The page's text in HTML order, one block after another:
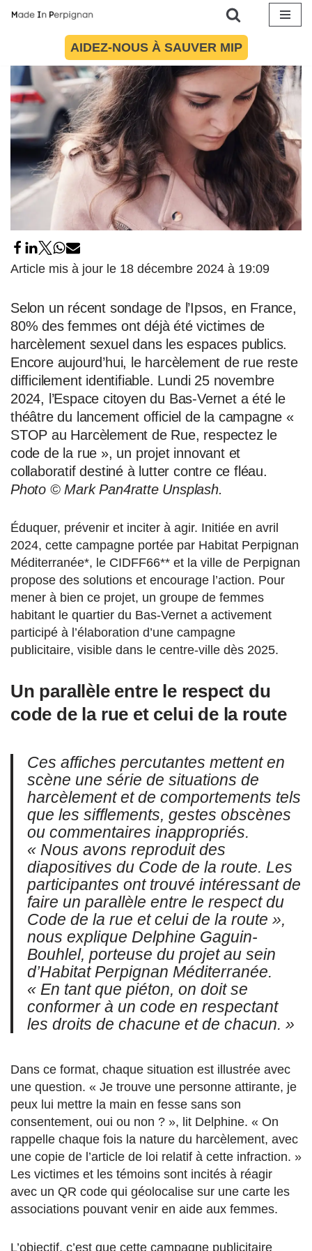
contenu
AIDEZ-NOUS À SAUVER MIP
18 décembre 2024 Société
Article mis à jour le 18 décembre 2024 à 19:09
Selon un récent sondage de l’Ipsos, en France,
80% des femmes ont déjà été victimes de
harcèlement sexuel dans les espaces publics.
Encore aujourd’hui, le harcèlement de rue reste
difficilement identifiable. Lundi 25 novembre
2024, l’Espace citoyen du Bas-Vernet a été le
théâtre du lancement officiel de la campagne «
STOP au Harcèlement de Rue, respectez le
code de la rue », un projet innovant et
collaboratif destiné à lutter contre ce fléau.
Photo © Mark Pan4ratte Unsplash.
Éduquer, prévenir et inciter à agir. Initiée en avril
2024, cette campagne portée par Habitat Perpignan
Méditerranée*, le CIDFF66** et la ville de Perpignan
propose des solutions et encourage l’action. Pour
mener à bien ce projet, un groupe de femmes
habitant le quartier du Bas-Vernet a activement
participé à l’élaboration d’une campagne
publicitaire, visible dans le centre-ville dès 2025.
Un parallèle entre le respect du
code de la rue et celui de la route
Ces affiches percutantes mettent en
scène une série de situations de
harcèlement et de comportements tels
que les sifflements, gestes obscènes
ou commentaires inappropriés.
« Nous avons reproduit des
diapositives du Code de la route. Les
participantes ont trouvé intéressant de
faire un parallèle entre le respect du
Code de la rue et celui de la route »,
nous explique Delphine Gaguin-
Bouhlel, porteuse du projet au sein
d’Habitat Perpignan Méditerranée.
« En tant que piéton, on doit se
conformer à un code en respectant
les droits de chacune et de chacun. »
Dans ce format, chaque situation est illustrée avec
une question. « Je trouve une personne attirante, je
peux lui mettre la main en fesse sans son
consentement, oui ou non ? », lit Delphine. « On
rappelle chaque fois la nature du harcèlement, avec
une copie de l’article de loi relatif à cette infraction. »
Les victimes et les témoins sont incités à réagir
avec un QR code qui géolocalise sur une carte les
associations pouvant venir en aide aux femmes.
L’objectif, c’est que cette campagne publicitaire